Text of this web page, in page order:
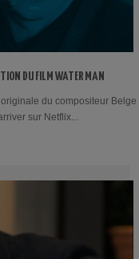
DU FILM WATER MAN
du compositeur Belge
sur Netflix...